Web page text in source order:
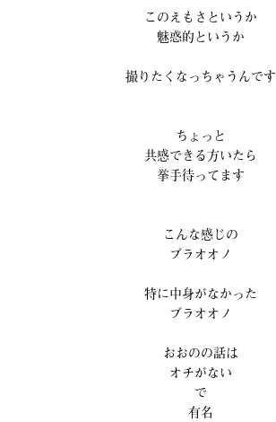
このえもさというか
魅惑的というか
撮りたくなっちゃうんです
ちょっと
共感できる方いたら
挙手待ってます
こんな感じの
ブラオオノ
特に中身がなかった
ブラオオノ
おおのの話は
オチがない
で
有名